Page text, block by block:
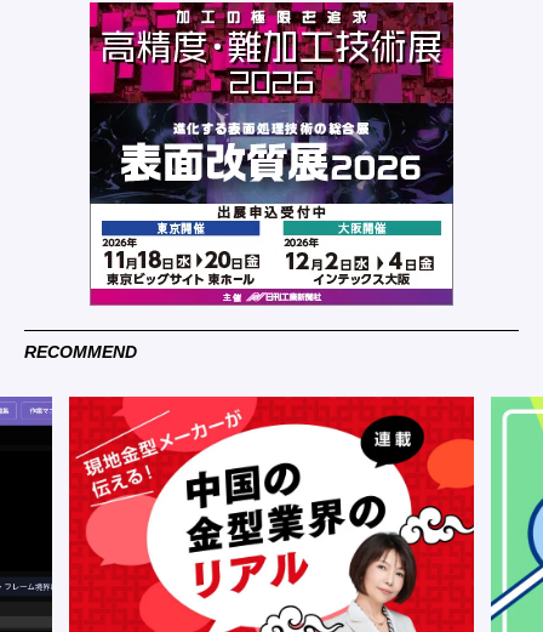
RECOMMEND